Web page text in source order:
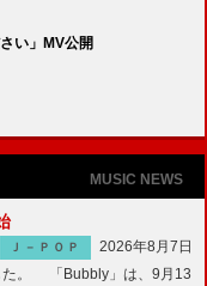
い」MV公開
MUSIC NEWS
Ｊ－ＰＯＰ
2026年8月7日
た。 「Bubbly」は、9月13